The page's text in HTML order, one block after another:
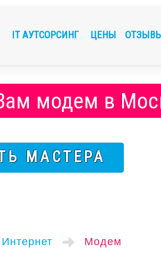
IT АУТСОРСИНГ ЦЕНЫ
модем в
МАСТЕРА
Интернет Модем